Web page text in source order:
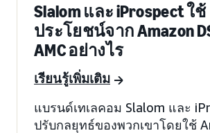
Slalom และ iProspect ใช้
ประโยชน์จาก Amazon
AMC อย่างไร
เรียนรู้เพิ่มเติม
แบรนด์เทเลคอม Slalom และ
ปรับกลยุทธ์ของพวกเขาโดยใช้